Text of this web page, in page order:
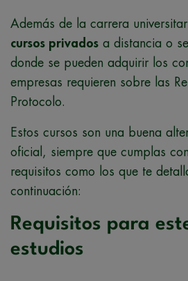
Además de la carrera
cursos privados a distancia o
donde se pueden adquirir los
empresas requieren sobre las
Protocolo.
Estos cursos son una buena
oficial, siempre que cumplas
requisitos como los que te
continuación:
Requisitos para
estudios